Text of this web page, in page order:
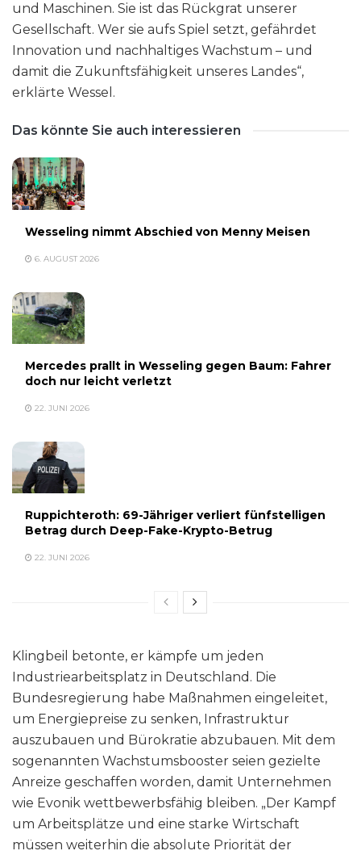
und Maschinen. Sie ist das Rückgrat unserer
Gesellschaft. Wer sie aufs Spiel setzt, gefährdet
Innovation und nachhaltiges Wachstum – und
damit die Zukunftsfähigkeit unseres Landes“,
erklärte Wessel.
Das könnte Sie auch interessieren
Wesseling nimmt Abschied von Menny Meisen
6. AUGUST 2026
Mercedes prallt in Wesseling gegen Baum: Fahrer
doch nur leicht verletzt
22. JUNI 2026
Ruppichteroth: 69-Jähriger verliert fünfstelligen
Betrag durch Deep-Fake-Krypto-Betrug
22. JUNI 2026
Klingbeil betonte, er kämpfe um jeden
Industriearbeitsplatz in Deutschland. Die
Bundesregierung habe Maßnahmen eingeleitet,
um Energiepreise zu senken, Infrastruktur
auszubauen und Bürokratie abzubauen. Mit dem
sogenannten Wachstumsbooster seien gezielte
Anreize geschaffen worden, damit Unternehmen
wie Evonik wettbewerbsfähig bleiben. „Der Kampf
um Arbeitsplätze und eine starke Wirtschaft
müssen weiterhin die absolute Priorität der